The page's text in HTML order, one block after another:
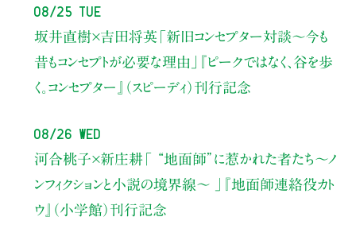
08/25 Tue
坂井直樹×吉田将英「新旧コンセプター対談～今も
昔もコンセプトが必要な理由」
『ピークではなく、谷を歩
く。コンセプター』（スピーディ）刊行記念
08/26 Wed
河合桃子×新庄耕「 “地面師”に惹かれた者たち〜ノ
ンフィクションと小説の境界線〜 」
『地面師連絡役カト
ウ』（小学館）刊行記念